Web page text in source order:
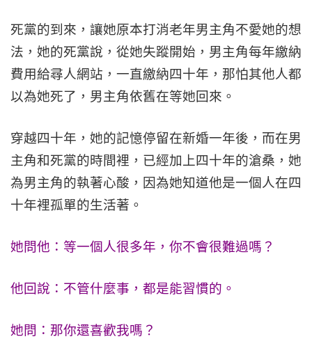
死黨的到來，讓她原本打消老年男主角不愛她的想
法，她的死黨說，從她失蹤開始，男主角每年繳納
費用給尋人網站，一直繳納四十年，那怕其他人都
以為她死了，男主角依舊在等她回來。
穿越四十年，她的記憶停留在新婚一年後，而在男
主角和死黨的時間裡，已經加上四十年的滄桑，她
為男主角的執著心酸，因為她知道他是一個人在四
十年裡孤單的生活著。
她問他：等一個人很多年，你不會很難過嗎？
他回說：不管什麼事，都是能習慣的。
她問：那你還喜歡我嗎？